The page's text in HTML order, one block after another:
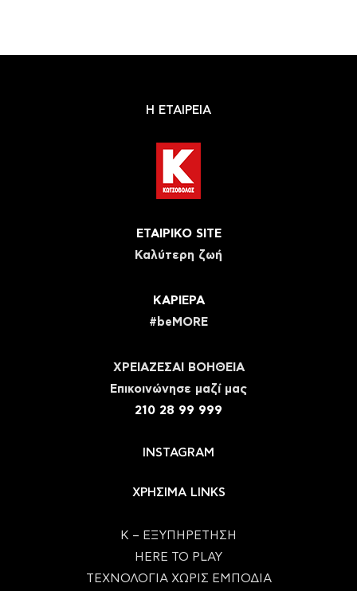
Η ΕΤΑΙΡΕΙΑ
ΕΤΑΙΡΙΚΟ SITE
Καλύτερη ζωή
ΚΑΡΙΕΡΑ
#beMORE
ΧΡΕΙΑΖΕΣΑΙ ΒΟΗΘΕΙΑ
Eπικοινώνησε μαζί μας
210 28 99 999
INSTAGRAM
ΧΡΗΣΙΜΑ LINKS
Κ – ΕΞΥΠΗΡΕΤΗΣΗ
HERE TO PLAY
ΤΕΧΝΟΛΟΓΙΑ ΧΩΡΙΣ ΕΜΠΟΔΙΑ